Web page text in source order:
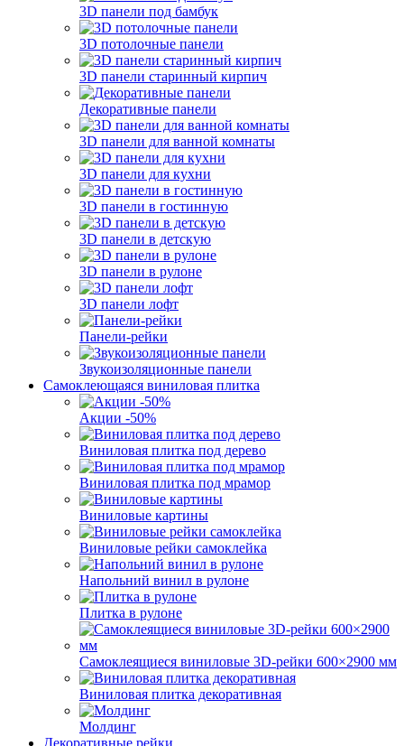
3D панели под бамбук
3D потолочные панели
3D панели старинный кирпич
Декоративные панели
3D панели для ванной комнаты
3D панели для кухни
3D панели в гостинную
3D панели в детскую
3D панели в рулоне
3D панели лофт
Панели-рейки
Звукоизоляционные панели
Самоклеющаяся виниловая плитка
Акции -50%
Виниловая плитка под дерево
Виниловая плитка под мрамор
Виниловые картины
Виниловые рейки самоклейка
Напольний винил в рулоне
Плитка в рулоне
Самоклеящиеся виниловые 3D‑рейки 600×2900 мм
Виниловая плитка декоративная
Молдинг
Декоративные рейки